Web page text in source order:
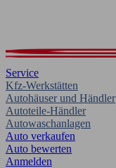
Service
Kfz-Werkstätten
Autohäuser und Händler
Autoteile-Händler
Autowaschanlagen
Auto verkaufen
Auto bewerten
Anmelden